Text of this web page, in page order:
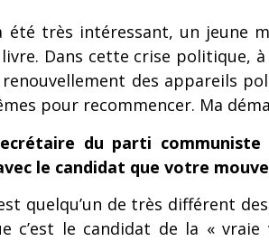
été très intéressant, un jeune
Dans cette crise politique,
renouvellement des appareils
pour recommencer. Ma
du parti
le candidat que votre
quelqu’un de très différent
c’est le candidat de la «